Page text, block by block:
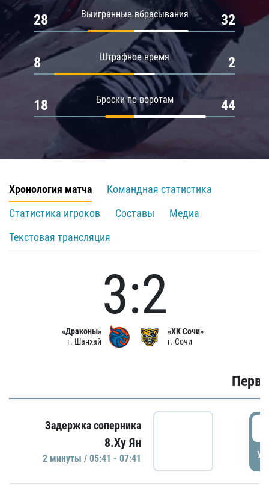
Выигранные вбрасывания
28 32
Штрафное время
8 2
Броски по воротам
18 44
Хронология матча
Командная статистика
Статистика игроков
Составы
Медиа
Текстовая трансляция
«Драконы»
г. Шанхай
3:2
«ХК Сочи»
г. Сочи
Задержка соперника
8.Ху Ян
2 минуты / 05:41 - 07:41